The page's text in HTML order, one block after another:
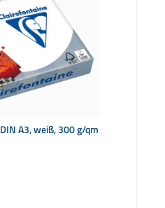
A3, weiß, 300 g/qm